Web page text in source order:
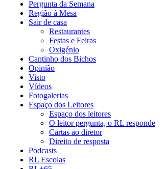
Pergunta da Semana
Região à Mesa
Sair de casa
Restaurantes
Festas e Feiras
Oxigénio
Cantinho dos Bichos
Opinião
Visto
Vídeos
Fotogalerias
Espaço dos Leitores
Espaço dos leitores
O leitor pergunta, o RL responde
Cartas ao diretor
Direito de resposta
Podcasts
RL Escolas